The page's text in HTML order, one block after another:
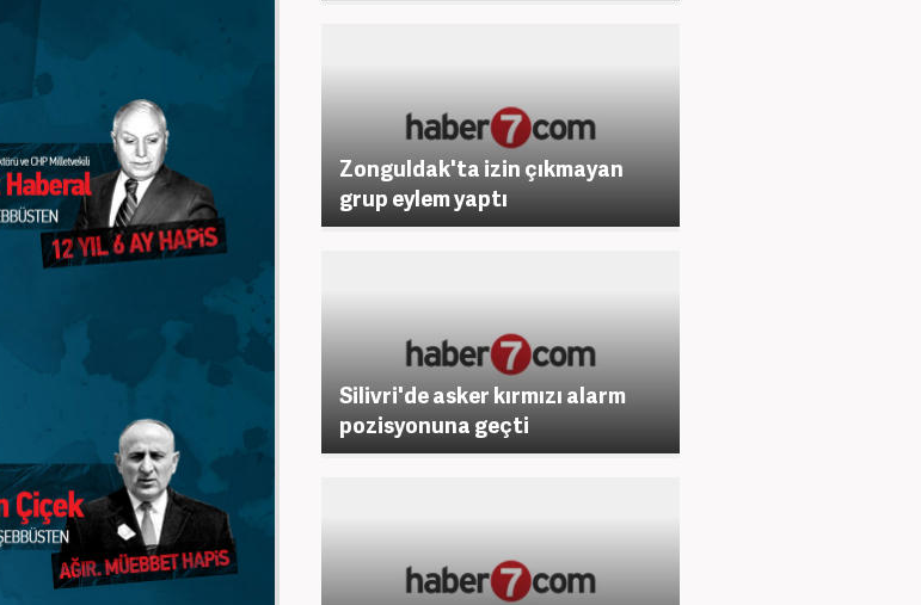
Zonguldak'ta izin çıkmayan
grup eylem yaptı
Silivri'de asker kırmızı alarm
pozisyonuna geçti